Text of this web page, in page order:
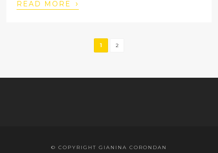
READ MORE ›
1 2
© COPYRIGHT GIANINA CORONDAN